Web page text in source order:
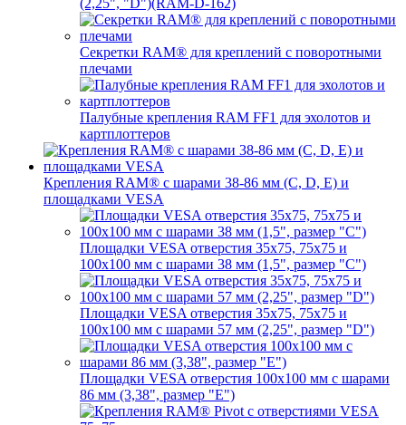
(2,25", "D")(RAM-D-162)
Секретки RAM® для креплений с поворотными
плечами
Палубные крепления RAM FF1 для эхолотов и
картплоттеров
Крепления RAM® с шарами 38-86 мм (C, D, E) и
площадками VESA
Площадки VESA отверстия 35x75, 75x75 и
100x100 мм с шарами 38 мм (1,5", размер "C")
Площадки VESA отверстия 35х75, 75x75 и
100x100 мм с шарами 57 мм (2,25", размер "D")
Площадки VESA отверстия 100x100 мм с шарами
86 мм (3,38", размер "E")